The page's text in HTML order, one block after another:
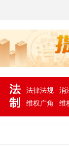
法律法规 消
维权广角
维